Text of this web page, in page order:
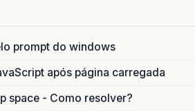
prompt do windows
após página carregada
space - Como resolver?